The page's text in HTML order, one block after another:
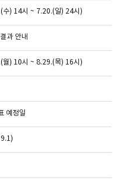
수) 14시 ~ 7.20.(일) 24시)
과 안내
월) 10시 ~ 8.29.(목) 16시)
예정일